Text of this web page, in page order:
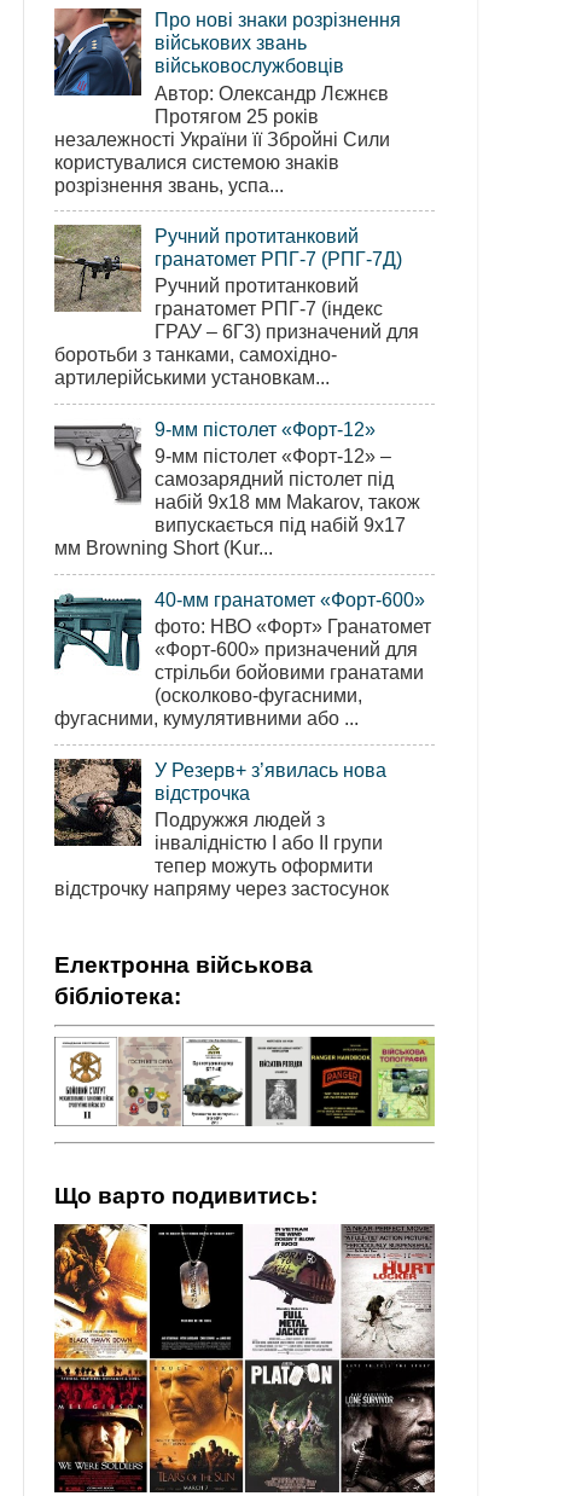
Про нові знаки розрізнення
військових звань
військовослужбовців
Автор: Олександр Лєжнєв
Протягом 25 років
незалежності України її Збройні Сили
користувалися системою знаків
розрізнення звань, успа...
Ручний протитанковий
гранатомет РПГ-7 (РПГ-7Д)
Ручний протитанковий
гранатомет РПГ-7 (індекс
ГРАУ – 6Г3) призначений для
боротьби з танками, самохідно-
артилерійськими установкам...
9-мм пістолет «Форт-12»
9-мм пістолет «Форт-12» –
самозарядний пістолет під
набій 9х18 мм Makarov, також
випускається під набій 9х17
мм Browning Short (Kur...
40-мм гранатомет «Форт-600»
фото: НВО «Форт» Гранатомет
«Форт-600» призначений для
стрільби бойовими гранатами
(осколково-фугасними,
фугасними, кумулятивними або ...
У Резерв+ з’явилась нова
відстрочка
Подружжя людей з
інвалідністю І або ІІ групи
тепер можуть оформити
відстрочку напряму через застосунок
Електронна військова
бібліотека:
Що варто подивитись: